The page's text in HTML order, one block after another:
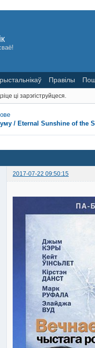
Правілы
ці зарэгіструйцеся.
/ Eternal Sunshine of
2017-07-22 09:50:15